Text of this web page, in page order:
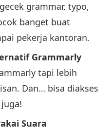
grammar, typo,
banget buat
pekerja kantoran.
Grammarly
tapi lebih
Dan… bisa diakses
Suara